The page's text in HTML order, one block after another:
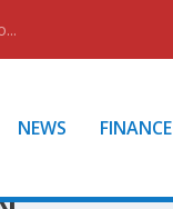
NEWS FINANCE